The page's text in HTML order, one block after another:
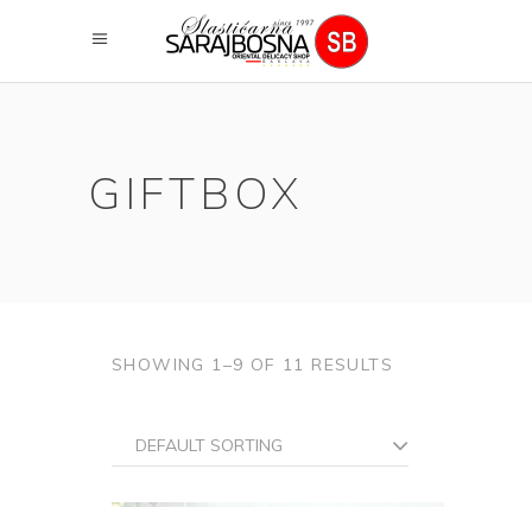
GIFTBOX
SHOWING 1–9 OF 11 RESULTS
DEFAULT SORTING